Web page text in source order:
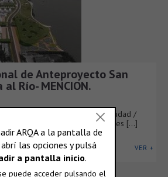
de Anteproyecto San
Río- MENCION.
Ideas Urbanas “Integración Ciudad /
a los objetivos nacionales [...]
VER +